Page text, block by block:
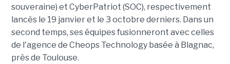
souveraine) et CyberPatriot (SOC), respectivement
lancés le 19 janvier et le 3 octobre derniers. Dans un
second temps, ses équipes fusionneront avec celles
de l'agence de Cheops Technologybasée à Blagnac,
près de Toulouse.